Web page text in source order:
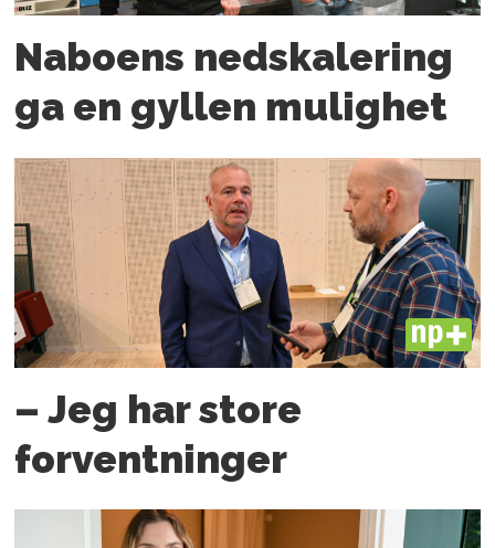
Naboens nedskalering
ga en gyllen mulighet
PLUS
– Jeg har store
forventninger